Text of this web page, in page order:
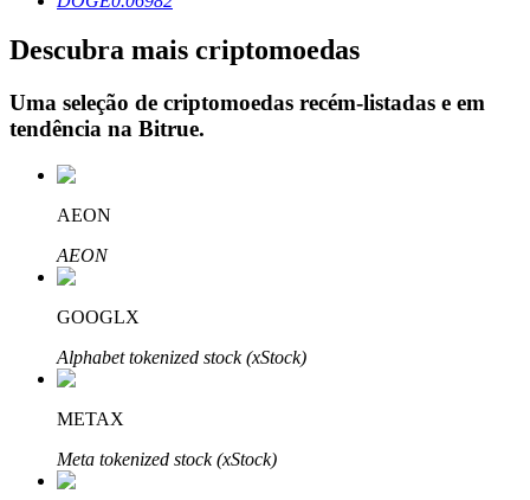
Investimento Automático
Aprenda a apostar
Aprenda como ganhar renda passiva
Bitrue
AI
Descubra mais criptomoedas
Uma seleção de criptomoedas recém-listadas e em
tendência na Bitrue.
AEON
AEON
GOOGLX
Alphabet tokenized stock (xStock)
METAX
Meta tokenized stock (xStock)